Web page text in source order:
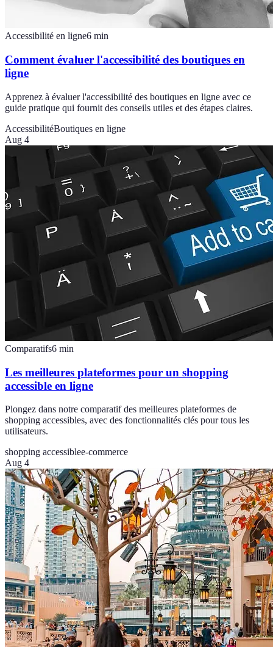
Accessibilité en ligne6 min
Comment évaluer l'accessibilité des boutiques en
ligne
Apprenez à évaluer l'accessibilité des boutiques en ligne avec ce
guide pratique qui fournit des conseils utiles et des étapes claires.
AccessibilitéBoutiques en ligne
Aug 4
Comparatifs6 min
Les meilleures plateformes pour un shopping
accessible en ligne
Plongez dans notre comparatif des meilleures plateformes de
shopping accessibles, avec des fonctionnalités clés pour tous les
utilisateurs.
shopping accessiblee-commerce
Aug 4